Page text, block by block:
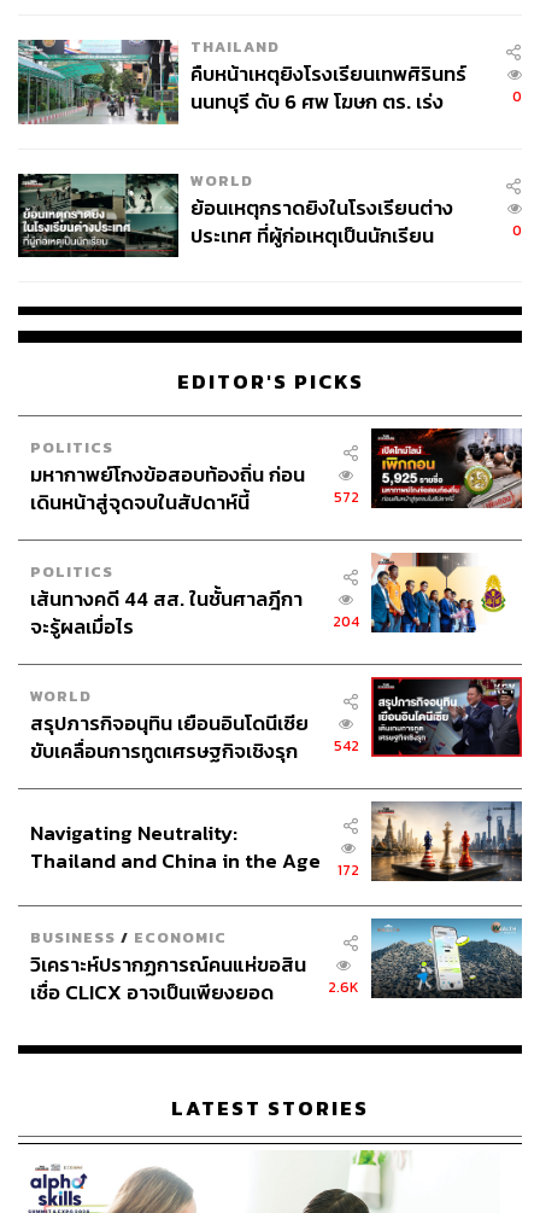
อ่านรายละเอียดเพิ่มเติมกรณีนายชัยภูมิ ป่าแส ได้ที่นี่
thestan
dard.co/chaiyapoom-pasae-one-year-death-anniversary
พิสูจน์อักษร:ภาสิณี เพิ่มพันธุ์พงศ์
naksit.net/2018/08/ข่าวชัยภูมิ
www.khaosod.co.th/around-thailand/news_1427059
คนชายขอบ
กระบวนการยุติธรรมไทย
ABOUT THE AUTHOR
บรรณาธิการข่าวในประเทศ กอง
บรรณาธิการข่าว THE STANDARD
THAILAND
คืบหน้าเหตุยิงโรงเรียนเทพศิรินทร์
นนทบุรี ดับ 6 ศพ โฆษก ตร. เร่ง
0
WORLD
ย้อนเหตุกราดยิงในโรงเรียนต่าง
ประเทศ ที่ผู้ก่อเหตุเป็นนักเรียน
0
EDITOR'S PICKS
POLITICS
มหากาพย์โกงข้อสอบท้องถิ่น ก่อน
เดินหน้าสู่จุดจบในสัปดาห์นี้
572
POLITICS
เส้นทางคดี 44 สส. ในชั้นศาลฎีกา
จะรู้ผลเมื่อไร
204
WORLD
สรุปภารกิจอนุทิน เยือนอินโดนีเซีย
ขับเคลื่อนการทูตเศรษฐกิจเชิงรุก
542
Navigating Neutrality:
Thailand and China in the Age
172
BUSINESS / ECONOMIC
วิเคราะห์ปรากฏการณ์คนแห่ขอสิน
เชื่อ CLICX อาจเป็นเพียงยอด
เรือนไทยที่ถูกซุกไว้
2.6K
LATEST STORIES